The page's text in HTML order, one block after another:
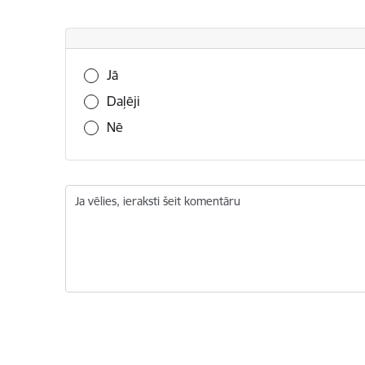
Vai šī informācija bija noderīga?
Jā
Daļēji
Nē
Ja vēlies, ieraksti šeit komentāru